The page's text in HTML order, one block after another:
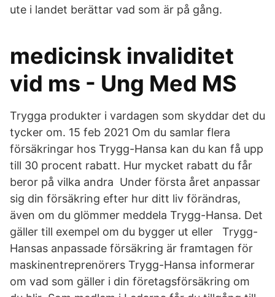
ute i landet berättar vad som är på gång.
medicinsk invaliditet
vid ms - Ung Med MS
Trygga produkter i vardagen som skyddar det du
tycker om. 15 feb 2021 Om du samlar flera
försäkringar hos Trygg-Hansa kan du kan få upp
till 30 procent rabatt. Hur mycket rabatt du får
beror på vilka andra Under första året anpassar
sig din försäkring efter hur ditt liv förändras,
även om du glömmer meddela Trygg-Hansa. Det
gäller till exempel om du bygger ut eller Trygg-
Hansas anpassade försäkring är framtagen för
maskinentreprenörers Trygg-Hansa informerar
om vad som gäller i din företagsförsäkring om